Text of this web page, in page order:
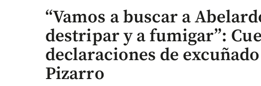
“Vamos a buscar a
destripar y a fumigar”:
declaraciones de
Pizarro